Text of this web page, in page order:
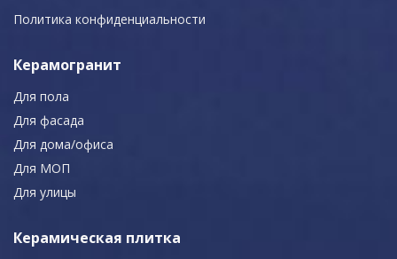
Политика конфиденциальности
Керамогранит
Для пола
Для фасада
Для дома/офиса
Для МОП
Для улицы
Керамическая плитка